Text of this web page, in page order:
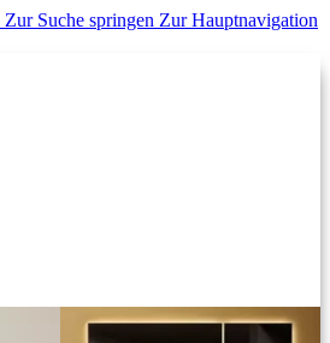
Zur Suche springen Zur Hauptnavigation